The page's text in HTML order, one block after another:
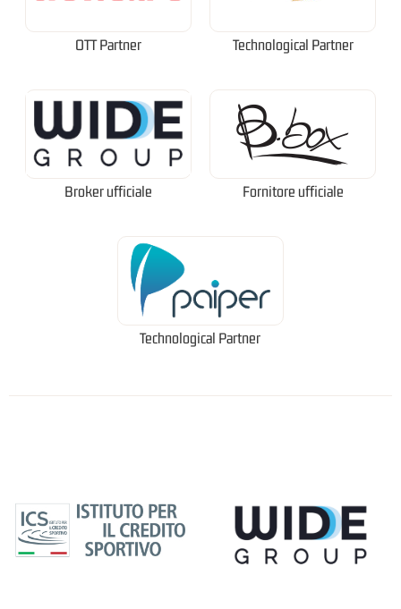
OTT Partner Technological Partner
Broker ufficiale Fornitore ufficiale
Technological Partner